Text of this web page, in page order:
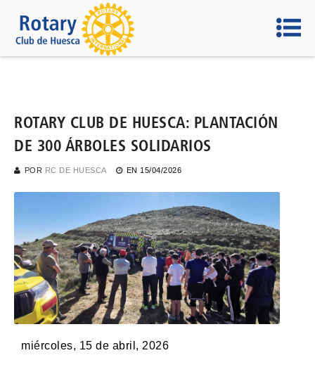
ROTARY CLUB DE HUESCA: PLANTACIÓN
DE 300 ÁRBOLES SOLIDARIOS
POR RC DE HUESCA EN 15/04/2026
miércoles, 15 de abril, 2026